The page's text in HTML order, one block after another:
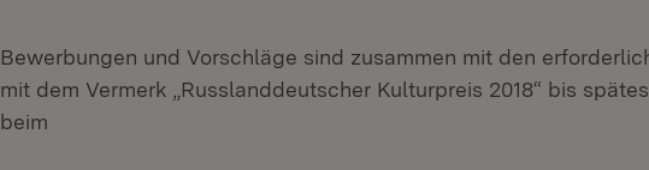
Bewerbungen und Vorschläge sind zusammen mit den
mit dem Vermerk „Russlanddeutscher Kulturpreis 2018“ bis
beim